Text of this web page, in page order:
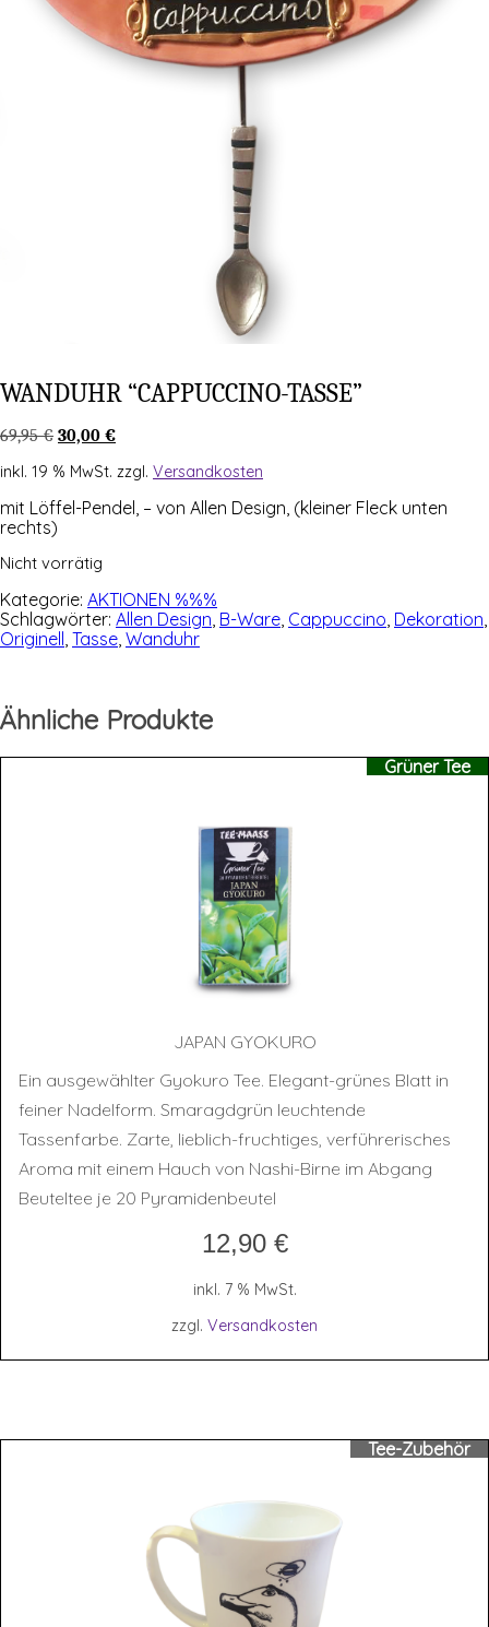
WAND­UHR “CAP­PUC­CI­NO-TAS­SE”
69,95€ Ursprünglicher
war:
30,00 €Aktueller
ist:
inkl. 19 % MwSt. zzgl. Versandkosten
mit Löf­fel-Pen­del, – von Allen Design, (klei­ner Fleck unten
rechts)
Nicht vorrätig
Kategorie: AKTIONEN %%%
Schlagwörter: Allen Design B-Ware Cappuccino Dekoration
Originell Tasse Wanduhr
Ähnliche Produkte
Grüner Tee
JAPAN GYO­KURO
Ein ausgewählter Gyokuro Tee. Elegant-grünes Blatt in
feiner Nadelform. Smaragdgrün leuchtende
Tassenfarbe. Zarte, lieblich-fruchtiges, verführerisches
Aroma mit einem Hauch von Nashi-Birne im Abgang
Beuteltee je 20 Pyramidenbeutel
12,90 €
inkl. 7 % MwSt.
zzgl. Versandkosten
Tee-Zubehör